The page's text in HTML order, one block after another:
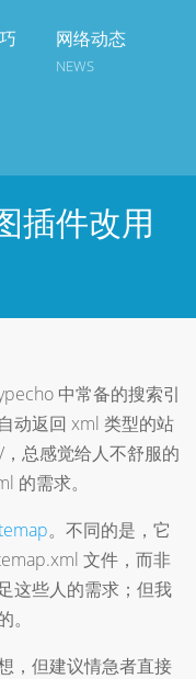
网络动态
NEWS
插件改用
中常备的搜索引
动返回 xml 类型的站
总感觉给人不舒服的
的需求。
。不同的是，它
文件，而非
这些人的需求；但我
，但建议情急者直接